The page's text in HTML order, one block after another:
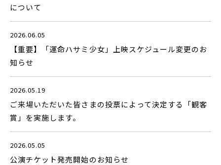
について
2026.06.05
【重要】「運命ハサミ少女」上映スケジュール変更のお
知らせ
2026.05.19
ご来場いただいた皆さまの投票によって決定する「観客
賞」を実施します。
2026.05.05
公演チケット発売開始のお知らせ